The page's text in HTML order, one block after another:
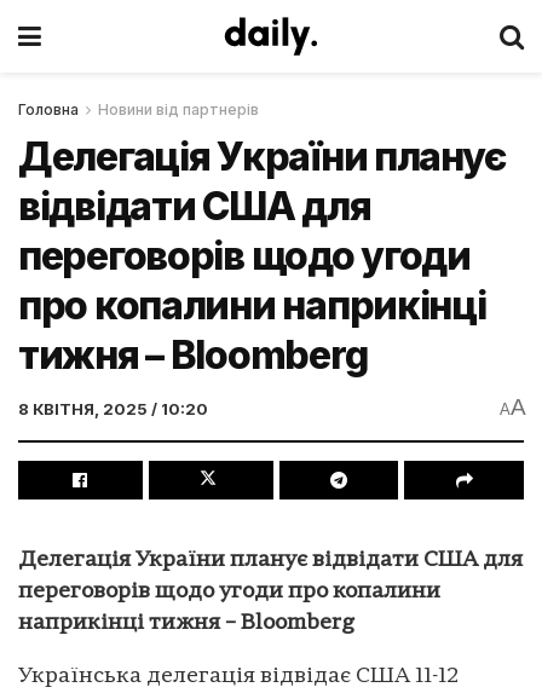
Головна Новини від партнерів
Делегація України планує
відвідати США для
переговорів щодо угоди
про копалини наприкінці
тижня – Bloomberg
8 КВІТНЯ, 2025 / 10:20 AA
Делегація України планує відвідати США для
переговорів щодо угоди про копалини
наприкінці тижня – Bloomberg
Українська делегація відвідає США 11-12